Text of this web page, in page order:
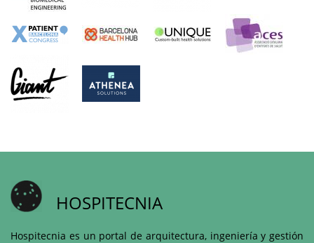
HOSPITECNIA
Hospitecnia es un portal de arquitectura, ingeniería y gestión